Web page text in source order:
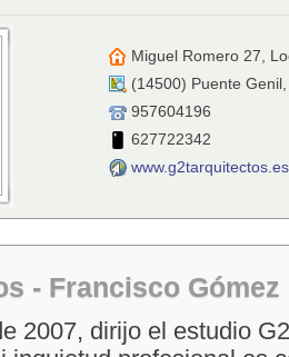
Miguel Romero 27,
(14500) Puente Genil
957604196
627722342
www.g2tarquitectos.es
- Francisco Gómez
2007, dirijo el estudio